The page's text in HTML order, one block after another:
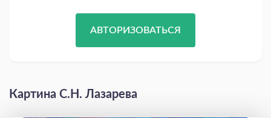
АВТОРИЗОВАТЬСЯ
Картина С.Н. Лазарева